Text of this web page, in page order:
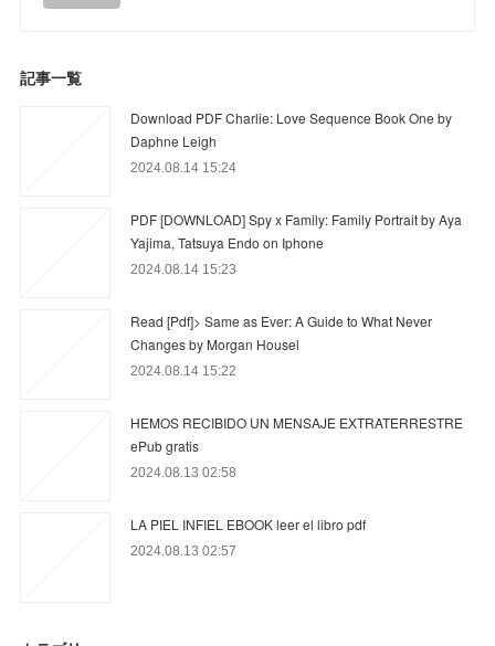
記事一覧
Download PDF Charlie: Love Sequence Book One by
Daphne Leigh
2024.08.14 15:24
PDF [DOWNLOAD] Spy x Family: Family Portrait by Aya
Yajima, Tatsuya Endo on Iphone
2024.08.14 15:23
Read [Pdf]> Same as Ever: A Guide to What Never
Changes by Morgan Housel
2024.08.14 15:22
HEMOS RECIBIDO UN MENSAJE EXTRATERRESTRE
ePub gratis
2024.08.13 02:58
LA PIEL INFIEL EBOOK leer el libro pdf
2024.08.13 02:57